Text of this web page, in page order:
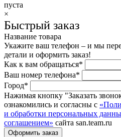
пуста
×
Быстрый заказ
Название товара
Укажите ваш телефон – и мы
детали и оформить заказ!
Как к вам обращаться*
Ваш номер телефона*
Город*
Нажимая кнопку "Заказать
ознакомились и согласны с
и обработки персональных
соглашением» сайта san.team.ru